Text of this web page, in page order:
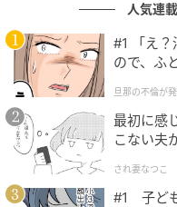
人気連
#1 「え？
ので、ふ
クチャに
旦那の不倫が
最初に感
こない夫
され妻なつこ
#1 子ど